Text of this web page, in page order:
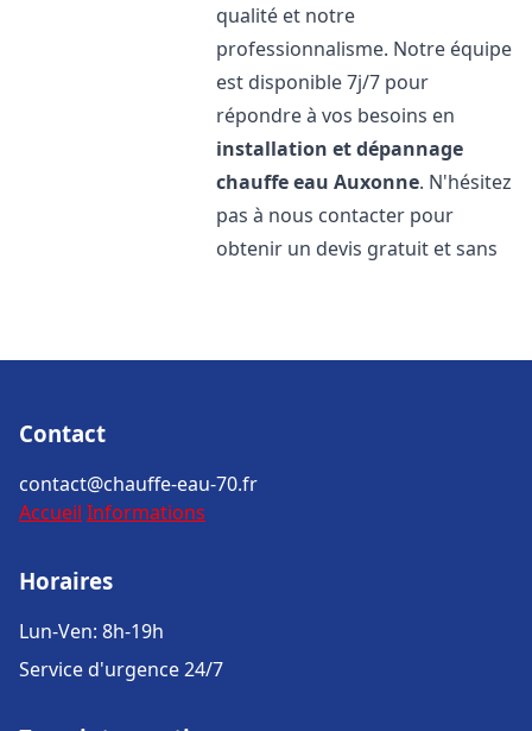
qualité et notre
professionnalisme. Notre équipe
est disponible 7j/7 pour
répondre à vos besoins en
installation et dépannage
chauffe eau Auxonne. N'hésitez
pas à nous contacter pour
obtenir un devis gratuit et sans
Contact
contact@chauffe-eau-70.fr
Accueil Informations
Horaires
Lun-Ven: 8h-19h
Service d'urgence 24/7